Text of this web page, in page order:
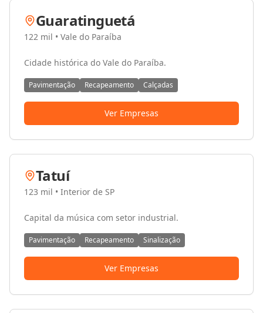
Guaratinguetá
122 mil • Vale do Paraíba
Cidade histórica do Vale do Paraíba.
Pavimentação Recapeamento Calçadas
Ver Empresas
Tatuí
123 mil • Interior de SP
Capital da música com setor industrial.
Pavimentação Recapeamento Sinalização
Ver Empresas